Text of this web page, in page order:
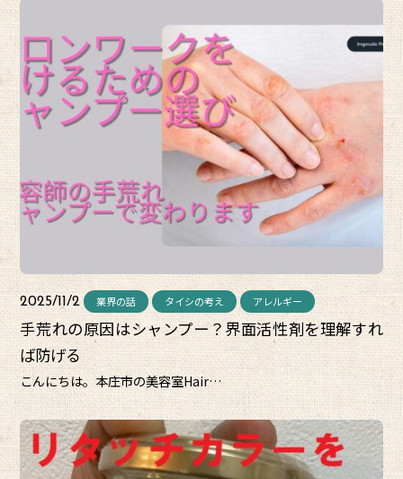
2025/11/2 業界の話 タイシの考え アレルギー
手荒れの原因はシャンプー？界面活性剤を理解すれ
ば防げる
こんにちは。本庄市の美容室Hair…